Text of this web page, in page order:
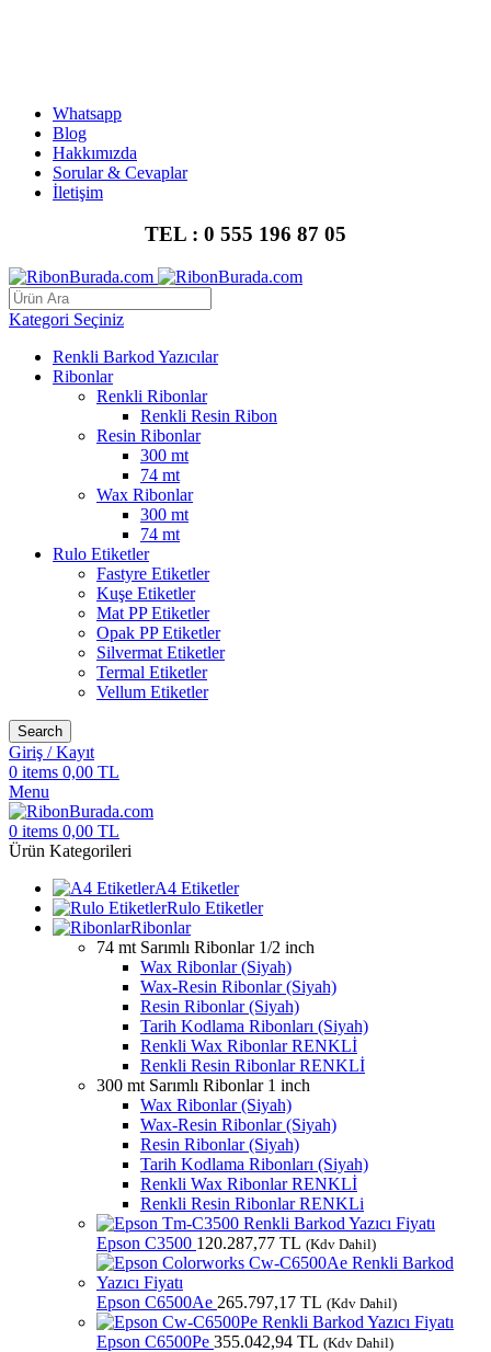
Whatsapp
Blog
Hakkımızda
Sorular & Cevaplar
İletişim
TEL : 0 555 196 87 05
Kategori Seçiniz
Renkli Barkod Yazıcılar
Ribonlar
Renkli Ribonlar
Renkli Resin Ribon
Resin Ribonlar
300 mt
74 mt
Wax Ribonlar
300 mt
74 mt
Rulo Etiketler
Fastyre Etiketler
Kuşe Etiketler
Mat PP Etiketler
Opak PP Etiketler
Silvermat Etiketler
Termal Etiketler
Vellum Etiketler
Search
Giriş / Kayıt
0 items 0,00 TL
Menu
0 items 0,00 TL
Ürün Kategorileri
A4 Etiketler
Rulo Etiketler
Ribonlar
74 mt Sarımlı Ribonlar 1/2 inch
Wax Ribonlar (Siyah)
Wax-Resin Ribonlar (Siyah)
Resin Ribonlar (Siyah)
Tarih Kodlama Ribonları (Siyah)
Renkli Wax RibonlarRENKLİ
Renkli Resin RibonlarRENKLİ
300 mt Sarımlı Ribonlar 1 inch
Wax Ribonlar (Siyah)
Wax-Resin Ribonlar (Siyah)
Resin Ribonlar (Siyah)
Tarih Kodlama Ribonları (Siyah)
Renkli Wax RibonlarRENKLİ
Renkli Resin RibonlarRENKLi
Epson C3500 120.287,77 TL (Kdv Dahil)
Epson C6500Ae 265.797,17 TL (Kdv Dahil)
Epson C6500Pe 355.042,94 TL (Kdv Dahil)